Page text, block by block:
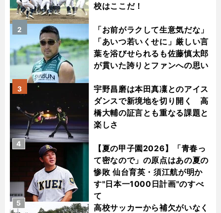
校はここだ！
「お前がラクして生意気だな」
「あいつ若いくせに」厳しい言
葉を浴びせられるも佐藤慎太郎
が貫いた誇りとファンへの思い
2
宇野昌磨は本田真凜とのアイス
ダンスで新境地を切り開く 高
橋大輔の証言とも重なる課題と
楽しさ
3
【夏の甲子園2026】「青春っ
て密なので」の原点はあの夏の
惨敗 仙台育英・須江航が明か
す"日本一1000日計画"のすべ
て
4
高校サッカーから補欠がいなく
5